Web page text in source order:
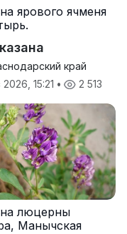
ярового ячменя
край
2026, 15:21 • 2 513
люцерны
Манычская